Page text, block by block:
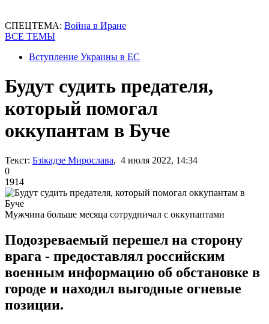
СПЕЦТЕМА: Война в Иране
ВСЕ ТЕМЫ
Вступление Украины в ЕС
Будут судить предателя,
который помогал
оккупантам в Буче
Текст: Бзікадзе Мирослава, 4 июля 2022, 14:34
0
1914
Мужчина больше месяца сотрудничал с оккупантами
Подозреваемый перешел на сторону
врага - предоставлял российским
военным информацию об обстановке в
городе и находил выгодные огневые
позиции.